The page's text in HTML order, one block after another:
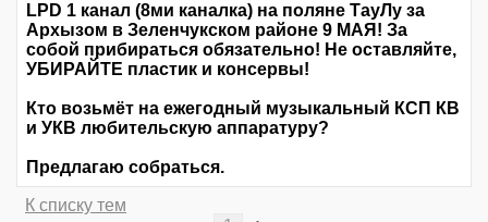
LPD 1 канал (8ми каналка) на поляне ТауЛу за
Архызом в Зеленчукском районе 9 МАЯ! За
собой прибираться обязательно! Не оставляйте,
УБИРАЙТЕ пластик и консервы!
Кто возьмёт на ежегодный музыкальный КСП КВ
и УКВ любительскую аппаратуру?
Предлагаю собраться.
К списку тем